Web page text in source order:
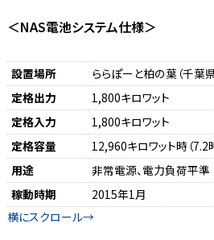
＜NAS電池システム仕様＞
設置場所
ららぽーと柏の葉（千葉
定格出力
1,800キロワット
定格入力
1,800キロワット
定格容量
12,960キロワット時（7.2
用途
非常電源、電力負荷平準
稼動時期
2015年1月